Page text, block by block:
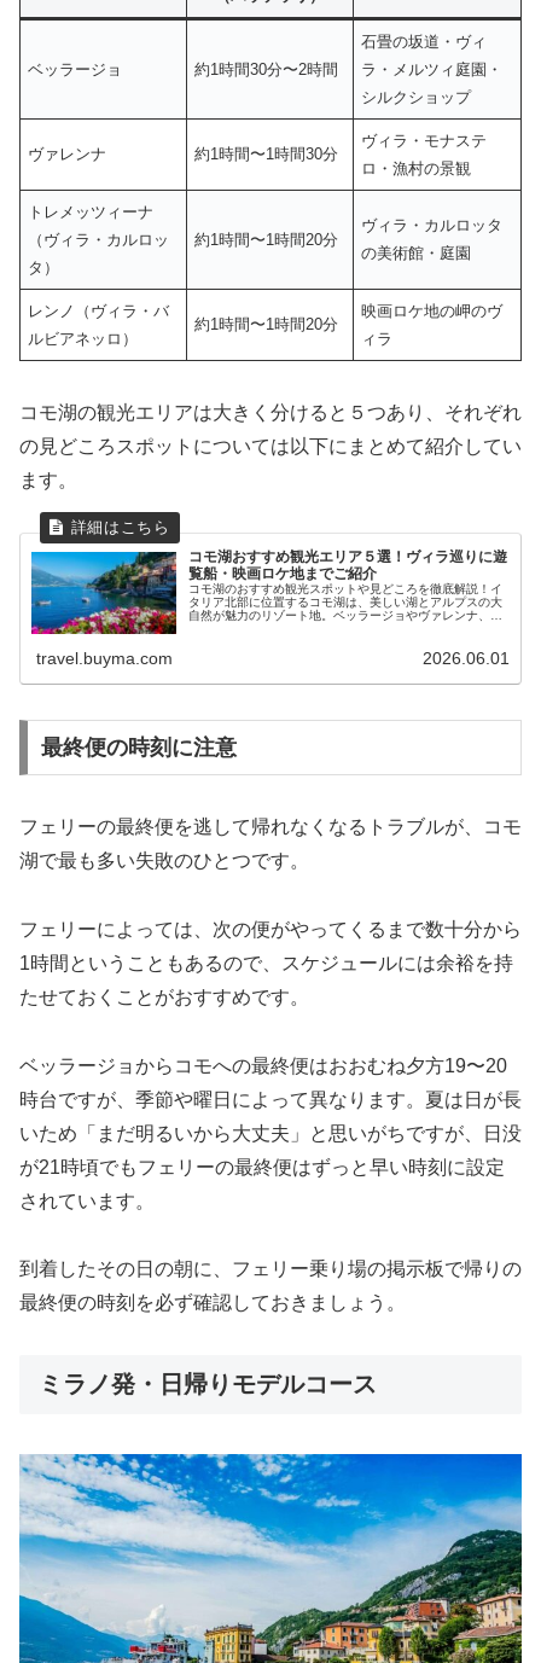
ベッラージョ 約1時間30分〜2時間
石畳の坂道・ヴィ
ラ・メルツィ庭園・
シルクショップ
ヴァレンナ 約1時間〜1時間30分
ヴィラ・モナステ
ロ・漁村の景観
トレメッツィーナ
（ヴィラ・カルロッ
タ）
約1時間〜1時間20分
ヴィラ・カルロッタ
の美術館・庭園
レンノ（ヴィラ・バ
ルビアネッロ）
約1時間〜1時間20分
映画ロケ地の岬のヴ
ィラ
コモ湖の観光エリアは大きく分けると５つあり、それぞれ
の見どころスポットについては以下にまとめて紹介してい
ます。
コモ湖おすすめ観光エリア５選！ヴィラ巡りに遊
覧船・映画ロケ地までご紹介
コモ湖のおすすめ観光スポットや見どころを徹底解説！イ
タリア北部に位置するコモ湖は、美しい湖とアルプスの大
自然が魅力のリゾート地。ベッラージョやヴァレンナ、人
travel.buyma.com 2026.06.01
最終便の時刻に注意
フェリーの最終便を逃して帰れなくなるトラブルが、コモ
湖で最も多い失敗のひとつです。
フェリーによっては、次の便がやってくるまで数十分から
1時間ということもあるので、スケジュールには余裕を持
たせておくことがおすすめです。
ベッラージョからコモへの最終便はおおむね夕方19〜20
時台ですが、季節や曜日によって異なります。夏は日が長
いため「まだ明るいから大丈夫」と思いがちですが、日没
が21時頃でもフェリーの最終便はずっと早い時刻に設定
されています。
到着したその日の朝に、フェリー乗り場の掲示板で帰りの
最終便の時刻を必ず確認しておきましょう。
ミラノ発・日帰りモデルコース